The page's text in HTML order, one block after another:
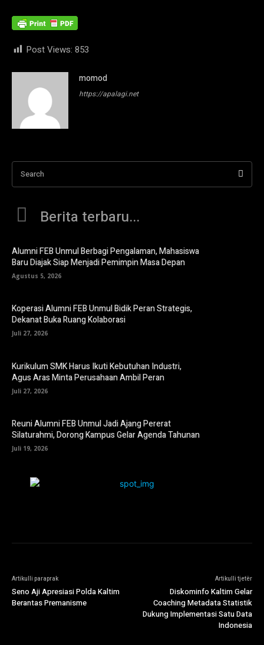
Post Views: 853
momod
https://apalagi.net
Search
Berita terbaru...
Alumni FEB Unmul Berbagi Pengalaman, Mahasiswa
Baru Diajak Siap Menjadi Pemimpin Masa Depan
Agustus 5, 2026
Koperasi Alumni FEB Unmul Bidik Peran Strategis,
Dekanat Buka Ruang Kolaborasi
Juli 27, 2026
Kurikulum SMK Harus Ikuti Kebutuhan Industri,
Agus Aras Minta Perusahaan Ambil Peran
Juli 27, 2026
Reuni Alumni FEB Unmul Jadi Ajang Pererat
Silaturahmi, Dorong Kampus Gelar Agenda Tahunan
Juli 19, 2026
Artikulli paraprak
Seno Aji Apresiasi Polda Kaltim
Berantas Premanisme
Artikulli tjetër
Diskominfo Kaltim Gelar
Coaching Metadata Statistik
Dukung Implementasi Satu Data
Indonesia